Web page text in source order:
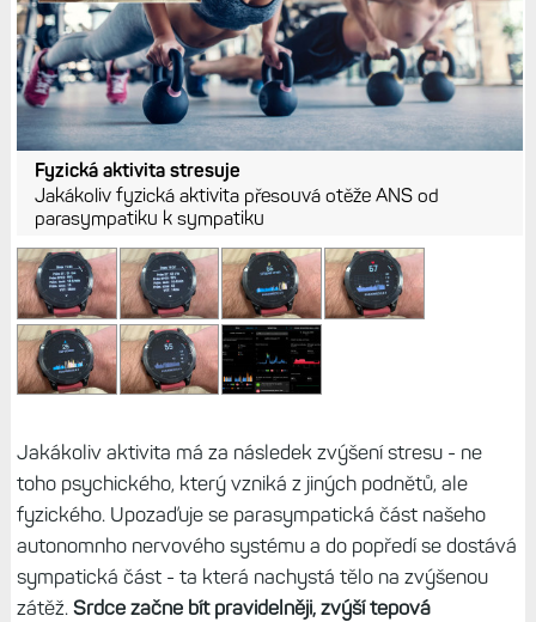
Fyzická aktivita stresuje
Jakákoliv fyzická aktivita přesouvá otěže ANS od
parasympatiku k sympatiku
Jakákoliv aktivita má za následek zvýšení stresu - ne
toho psychického, který vzniká z jiných podnětů, ale
fyzického. Upozaďuje se parasympatická část našeho
autonomnho nervového systému a do popředí se dostává
sympatická část - ta která nachystá tělo na zvýšenou
zátěž. Srdce začne bít pravidelněji, zvýší tepová